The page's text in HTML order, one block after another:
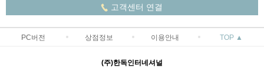
고객센터 연결
PC버전 상점정보 이용안내 TOP ▲
(주)한독인터네셔널